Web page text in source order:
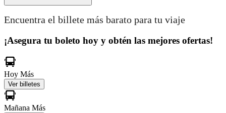
Encuentra el billete más barato para tu viaje
¡Asegura tu boleto hoy y obtén las mejores ofertas!
Hoy Más
Ver billetes
Mañana Más